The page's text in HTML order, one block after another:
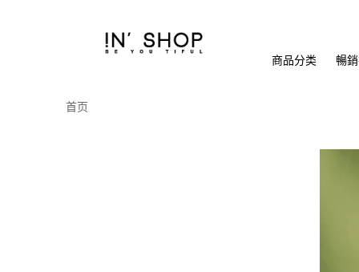
商品分类 暢
首页